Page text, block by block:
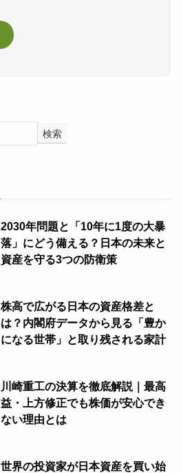
検索
2030年問題と「10年に1度の大暴
落」にどう備える？日本の未来と
資産を守る3つの防衛策
株高で広がる日本の資産格差と
は？内閣府データから見る「豊か
になる世帯」と取り残される家計
川崎重工の決算を徹底解説｜最高
益・上方修正でも株価が安心でき
ない理由とは
世界の投資家が日本資産を買い始